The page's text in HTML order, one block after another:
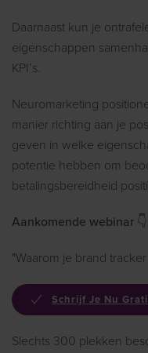
Daarnaast kun je
eigenschappen
KPI’s.
Neuromarketing
manier richting aan je
geven in welke
potentie hebben om
betalingsbereidheid
Aankomende webinar 👇
"Waarom je brand
Schrijf Je Nu
Slechts 300 plekken